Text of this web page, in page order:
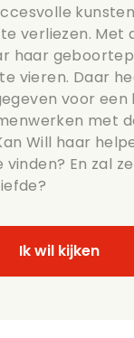
verliezen. Met
haar
vieren. Daar
voor een
met
Will haar
En zal
Ik wil kijken